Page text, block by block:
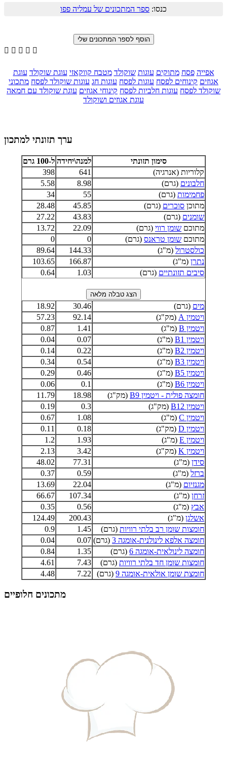
כנסו: ספר המתכונים של עמליה פפו
    
אפייה פסח מתוקים עוגות שוקולד מטבח קווקאזי עוגת שוקולד עוגת
אגוזים קינוחים לפסח עוגות לפסח עוגות חג עוגות שוקולד לפסח מתכוני
שוקולד לפסח עוגות חלביות לפסח קינוחי אגוזים עוגת שוקולד עם חמאה
עוגת אגוזים ושוקולד
ערך תזונתי למתכון
סימון תזונתי למנה\יחידה ל-100 גרם
קלוריות (אנרגיה)
641
398
חלבונים (גרם) 8.98
5.58
פחמימות (גרם) 55
34
מתוכן סוכרים (גרם) 45.85
28.48
שומנים (גרם) 43.83
27.22
מתוכם שומן רווי (גרם) 22.09
13.72
מתוכם שומן טראנס (גרם) 0
0
כולסטרול (מ"ג) 144.33
89.64
נתרן (מ"ג) 166.87
103.65
סיבים תזונתיים (גרם) 1.03
0.64
מים (גרם) 30.46
18.92
ויטמין A
(מק"ג) 92.14
57.23
ויטמין B
(מ"ג) 1.41
0.87
ויטמין B1
(מ"ג) 0.07
0.04
ויטמין B2
(מ"ג) 0.22
0.14
ויטמין B3
(מ"ג) 0.54
0.34
ויטמין B5
(מ"ג) 0.46
0.29
ויטמין B6
(מ"ג) 0.1
0.06
חומצה פולית - ויטמין B9
(מק"ג) 18.98
11.79
ויטמין B12
(מק"ג) 0.3
0.19
ויטמין C
(מ"ג) 1.08
0.67
ויטמין D
(מק"ג) 0.18
0.11
ויטמין E
(מ"ג) 1.93
1.2
ויטמין K
(מק"ג) 3.42
2.13
סידן (מ"ג) 77.31
48.02
ברזל (מ"ג) 0.59
0.37
מגנזיום (מ"ג) 22.04
13.69
זרחן (מ"ג) 107.34
66.67
אבץ (מ"ג) 0.56
0.35
אשלגן (מ"ג) 200.43
124.49
חומצות שומן רב בלתי רוויות (גרם) 1.45
0.9
חומצה אלפא לינולנית-אומגה 3
(גרם) 0.07
0.04
חומצה לינולאית-אומגה 6
(גרם) 1.35
0.84
חומצות שומן חד בלתי רוויות (גרם) 7.43
4.61
חומצת שומן אולאית-אומגה 9
(גרם) 7.22
4.48
מתכונים חלופיים